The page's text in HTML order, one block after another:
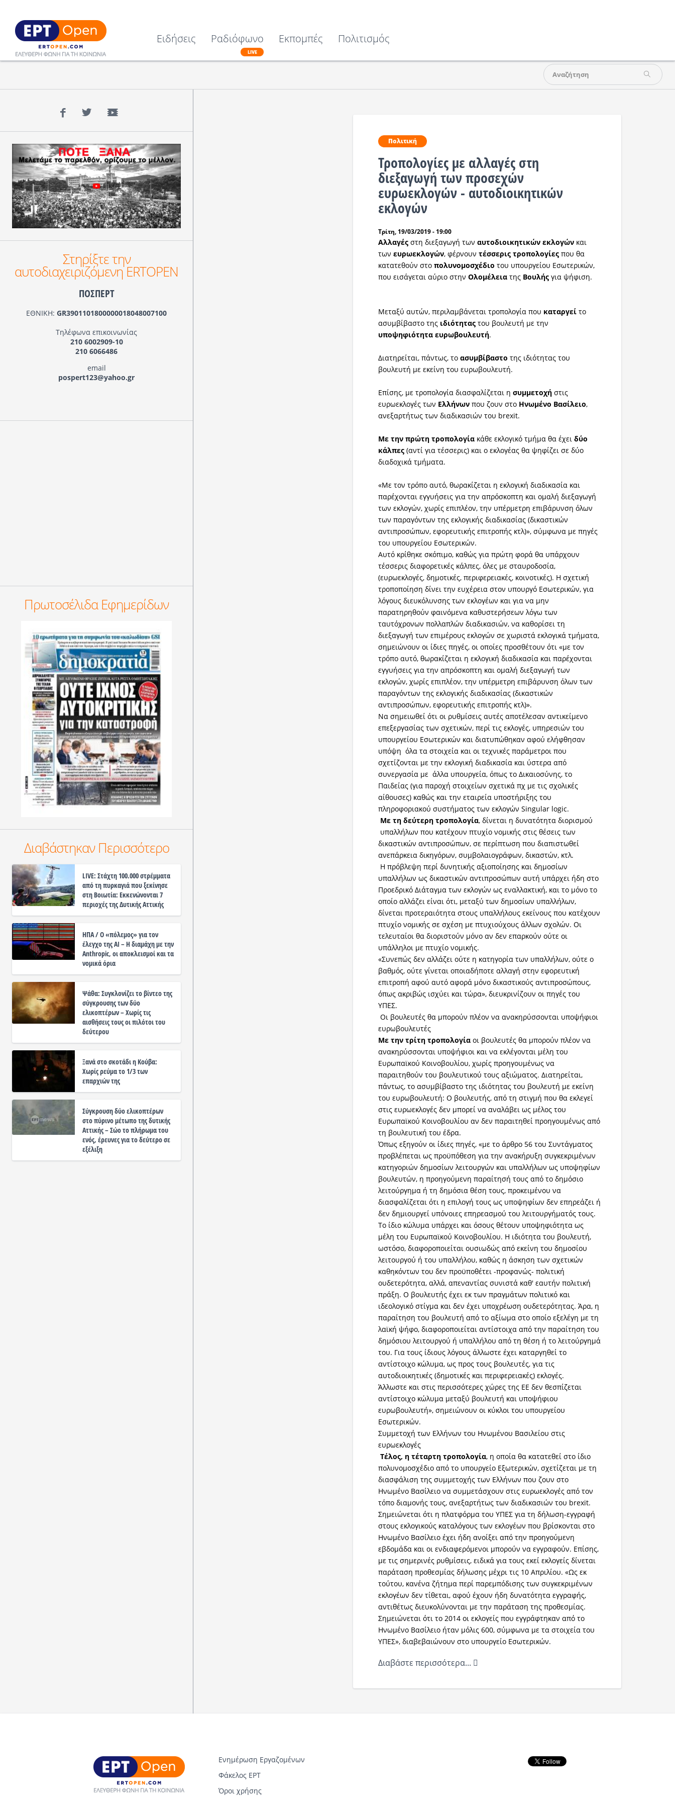
Ειδήσεις Ραδιόφωνο
LIVE
Εκπομπές Πολιτισμός
Πολιτική
Τροπολογίες με αλλαγές στη
διεξαγωγή των προσεχών
ευρωεκλογών - αυτοδιοικητικών
εκλογών
Τρίτη, 19/03/2019 - 19:00
Αλλαγές στη διεξαγωγή τωναυτοδιοικητικών εκλογών και
τωνευρωεκλογών, φέρνουντέσσερις τροπολογίες που θα
κατατεθούν στοπολυνομοσχέδιο του υπουργείου Εσωτερικών,
που εισάγεται αύριο στηνΟλομέλεια της Βουλής για ψήφιση.
Μεταξύ αυτών, περιλαμβάνεται τροπολογία που καταργεί το
ασυμβίβαστο της ιδιότητας του βουλευτή με την
υποψηφιότητα ευρωβουλευτή.
Διατηρείται, πάντως, τοασυμβίβαστο της ιδιότητας του
βουλευτή με εκείνη του ευρωβουλευτή.
Επίσης, με τροπολογία διασφαλίζεται ησυμμετοχή στις
ευρωεκλογές των Ελλήνων που ζουν στο Ηνωμένο Βασίλειο,
ανεξαρτήτως των διαδικασιών του brexit.
Με την πρώτη τροπολογία κάθε εκλογικό τμήμα θα έχειδύο
κάλπες (αντί για τέσσερις) και ο εκλογέας θα ψηφίζει σε δύο
διαδοχικά τμήματα.
«Με τον τρόπο αυτό, θωρακίζεται η εκλογική διαδικασία και
παρέχονται εγγυήσεις για την απρόσκοπτη και ομαλή διεξαγωγή
των εκλογών, χωρίς επιπλέον, την υπέρμετρη επιβάρυνση όλων
των παραγόντων της εκλογικής διαδικασίας (δικαστικών
αντιπροσώπων, εφορευτικής επιτροπής κτλ)», σύμφωνα με πηγές
του υπουργείου Εσωτερικών.
Αυτό κρίθηκε σκόπιμο, καθώς για πρώτη φορά θα υπάρχουν
τέσσερις διαφορετικές κάλπες, όλες με σταυροδοσία,
(ευρωεκλογές, δημοτικές, περιφερειακές, κοινοτικές). Η σχετική
τροποποίηση δίνει την ευχέρεια στον υπουργό Εσωτερικών, για
λόγους διευκόλυνσης των εκλογέων και για να μην
παρατηρηθούν φαινόμενα καθυστερήσεων λόγω των
ταυτόχρονων πολλαπλών διαδικασιών, να καθορίσει τη
διεξαγωγή των επιμέρους εκλογών σε χωριστά εκλογικά τμήματα,
σημειώνουν οι ίδιες πηγές, οι οποίες προσθέτουν ότι «με τον
τρόπο αυτό, θωρακίζεται η εκλογική διαδικασία και παρέχονται
εγγυήσεις για την απρόσκοπτη και ομαλή διεξαγωγή των
εκλογών, χωρίς επιπλέον, την υπέρμετρη επιβάρυνση όλων των
παραγόντων της εκλογικής διαδικασίας (δικαστικών
αντιπροσώπων, εφορευτικής επιτροπής κτλ)».
Να σημειωθεί ότι οι ρυθμίσεις αυτές αποτέλεσαν αντικείμενο
επεξεργασίας των σχετικών, περί τις εκλογές, υπηρεσιών του
υπουργείου Εσωτερικών και διατυπώθηκαν αφού ελήφθησαν
υπόψη όλα τα στοιχεία και οι τεχνικές παράμετροι που
σχετίζονται με την εκλογική διαδικασία και ύστερα από
συνεργασία με άλλα υπουργεία, όπως το Δικαιοσύνης, το
Παιδείας (για παροχή στοιχείων σχετικά πχ με τις σχολικές
αίθουσες) καθώς και την εταιρεία υποστήριξης του
πληροφοριακού συστήματος των εκλογών Singular logic.
Με τη δεύτερη τροπολογία, δίνεται η δυνατότητα διορισμού
υπαλλήλων που κατέχουν πτυχίο νομικής στις θέσεις των
δικαστικών αντιπροσώπων, σε περίπτωση που διαπιστωθεί
ανεπάρκεια δικηγόρων, συμβολαιογράφων, δικαστών, κτλ.
Η πρόβλεψη περί δυνητικής αξιοποίησης και δημοσίων
υπαλλήλων ως δικαστικών αντιπροσώπων αυτή υπάρχει ήδη στο
Προεδρικό Διάταγμα των εκλογών ως εναλλακτική, και το μόνο το
οποίο αλλάζει είναι ότι, μεταξύ των δημοσίων υπαλλήλων,
δίνεται προτεραιότητα στους υπαλλήλους εκείνους που κατέχουν
πτυχίο νομικής σε σχέση με πτυχιούχους άλλων σχολών. Οι
τελευταίοι θα διοριστούν μόνο αν δεν επαρκούν ούτε οι
υπάλληλοι με πτυχίο νομικής.
«Συνεπώς δεν αλλάζει ούτε η κατηγορία των υπαλλήλων, ούτε ο
βαθμός, ούτε γίνεται οποιαδήποτε αλλαγή στην εφορευτική
επιτροπή αφού αυτό αφορά μόνο δικαστικούς αντιπροσώπους,
όπως ακριβώς ισχύει και τώρα», διευκρινίζουν οι πηγές του
ΥΠΕΣ.
Οι βουλευτές θα μπορούν πλέον να ανακηρύσσονται υποψήφιοι
ευρωβουλευτές
Με την τρίτη τροπολογία οι βουλευτές θα μπορούν πλέον να
ανακηρύσσονται υποψήφιοι και να εκλέγονται μέλη του
Ευρωπαϊκού Κοινοβουλίου, χωρίς προηγουμένως να
παραιτηθούν του βουλευτικού τους αξιώματος. Διατηρείται,
πάντως, το ασυμβίβαστο της ιδιότητας του βουλευτή με εκείνη
του ευρωβουλευτή: Ο βουλευτής, από τη στιγμή που θα εκλεγεί
στις ευρωεκλογές δεν μπορεί να αναλάβει ως μέλος του
Ευρωπαϊκού Κοινοβουλίου αν δεν παραιτηθεί προηγουμένως από
τη βουλευτική του έδρα.
Όπως εξηγούν οι ίδιες πηγές, «με το άρθρο 56 του Συντάγματος
προβλέπεται ως προϋπόθεση για την ανακήρυξη συγκεκριμένων
κατηγοριών δημοσίων λειτουργών και υπαλλήλων ως υποψηφίων
βουλευτών, η προηγούμενη παραίτησή τους από το δημόσιο
λειτούργημα ή τη δημόσια θέση τους, προκειμένου να
διασφαλίζεται ότι η επιλογή τους ως υποψηφίων δεν επηρεάζει ή
δεν δημιουργεί υπόνοιες επηρεασμού του λειτουργήματός τους.
Το ίδιο κώλυμα υπάρχει και όσους θέτουν υποψηφιότητα ως
μέλη του Ευρωπαϊκού Κοινοβουλίου. Η ιδιότητα του βουλευτή,
ωστόσο, διαφοροποιείται ουσιωδώς από εκείνη του δημοσίου
λειτουργού ή του υπαλλήλου, καθώς η άσκηση των σχετικών
καθηκόντων του δεν προϋποθέτει -προφανώς- πολιτική
ουδετερότητα, αλλά, απεναντίας συνιστά καθ' εαυτήν πολιτική
πράξη. Ο βουλευτής έχει εκ των πραγμάτων πολιτικό και
ιδεολογικό στίγμα και δεν έχει υποχρέωση ουδετερότητας. Άρα, η
παραίτηση του βουλευτή από το αξίωμα στο οποίο εξελέγη με τη
λαϊκή ψήφο, διαφοροποιείται αντίστοιχα από την παραίτηση του
δημόσιου λειτουργού ή υπαλλήλου από τη θέση ή το λειτούργημά
του. Για τους ίδιους λόγους άλλωστε έχει καταργηθεί το
αντίστοιχο κώλυμα, ως προς τους βουλευτές, για τις
αυτοδιοικητικές (δημοτικές και περιφερειακές) εκλογές.
Άλλωστε και στις περισσότερες χώρες της ΕΕ δεν θεσπίζεται
αντίστοιχο κώλυμα μεταξύ βουλευτή και υποψήφιου
ευρωβουλευτή», σημειώνουν οι κύκλοι του υπουργείου
Εσωτερικών.
Συμμετοχή των Ελλήνων του Ηνωμένου Βασιλείου στις
ευρωεκλογές
Τέλος, η τέταρτη τροπολογία, η οποία θα κατατεθεί στο ίδιο
πολυνομοσχέδιο από το υπουργείο Εξωτερικών, σχετίζεται με τη
διασφάλιση της συμμετοχής των Ελλήνων που ζουν στο
Ηνωμένο Βασίλειο να συμμετάσχουν στις ευρωεκλογές από τον
τόπο διαμονής τους, ανεξαρτήτως των διαδικασιών του brexit.
Σημειώνεται ότι η πλατφόρμα του ΥΠΕΣ για τη δήλωση-εγγραφή
στους εκλογικούς καταλόγους των εκλογέων που βρίσκονται στο
Ηνωμένο Βασίλειο έχει ήδη ανοίξει από την προηγούμενη
εβδομάδα και οι ενδιαφερόμενοι μπορούν να εγγραφούν. Επίσης,
με τις σημερινές ρυθμίσεις, ειδικά για τους εκεί εκλογείς δίνεται
παράταση προθεσμίας δήλωσης μέχρι τις 10 Απριλίου. «Ως εκ
τούτου, κανένα ζήτημα περί παρεμπόδισης των συγκεκριμένων
εκλογέων δεν τίθεται, αφού έχουν ήδη δυνατότητα εγγραφής,
αντιθέτως διευκολύνονται με την παράταση της προθεσμίας.
Σημειώνεται ότι το 2014 οι εκλογείς που εγγράφτηκαν από το
Ηνωμένο Βασίλειο ήταν μόλις 600, σύμφωνα με τα στοιχεία του
ΥΠΕΣ», διαβεβαιώνουν στο υπουργείο Εσωτερικών.
Διαβάστε περισσότερα...
Facebook
TwitterYouTube
Στηρίξτε την
αυτοδιαχειριζόμενη ERTOPEN
ΠΟΣΠΕΡΤ
ΕΘΝΙΚΗ: GR3901101800000018048007100
Τηλέφωνα επικοινωνίας
210 6002909-10
210 6066486
email
pospert123@yahoo.gr
Πρωτοσέλιδα Εφημερίδων
Διαβάστηκαν Περισσότερο
LIVE: Στάχτη 100.000 στρέμματα
από τη πυρκαγιά που ξεκίνησε
στη Βοιωτία: Εκκενώνονται 7
περιοχές της Δυτικής Αττικής
ΗΠΑ / Ο «πόλεμος» για τον
έλεγχο της ΑΙ – Η διαμάχη με την
Anthropic, οι αποκλεισμοί και τα
νομικά όρια
Ψάθα: Συγκλονίζει το βίντεο της
σύγκρουσης των δύο
ελικοπτέρων – Χωρίς τις
αισθήσεις τους οι πιλότοι του
δεύτερου
Ξανά στο σκοτάδι η Κούβα:
Χωρίς ρεύμα το 1/3 των
επαρχιών της
Σύγκρουση δύο ελικοπτέρων
στο πύρινο μέτωπο της δυτικής
Αττικής – Σώο το πλήρωμα του
ενός, έρευνες για το δεύτερο σε
εξέλιξη
Ενημέρωση Εργαζομένων
Φάκελος ΕΡΤ
Όροι χρήσης